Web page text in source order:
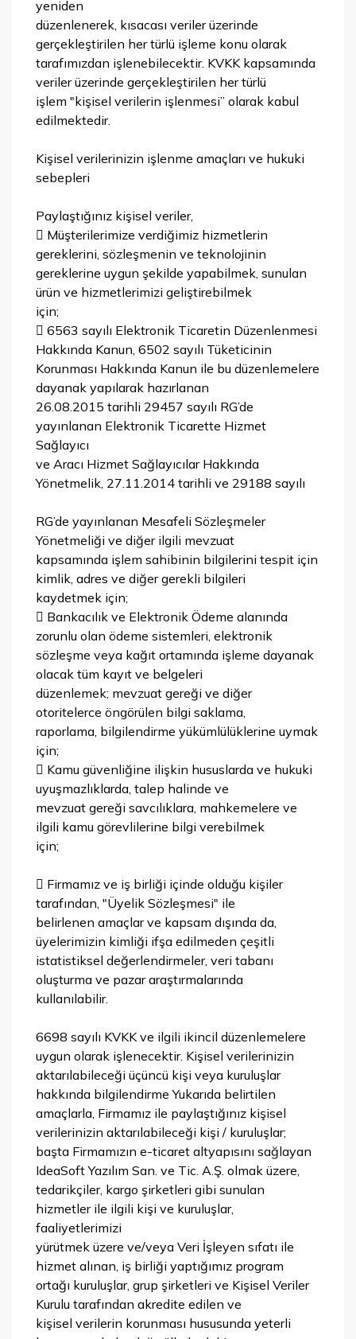
yeniden
düzenlenerek, kısacası veriler üzerinde
gerçekleştirilen her türlü işleme konu olarak
tarafımızdan işlenebilecektir. KVKK kapsamında
veriler üzerinde gerçekleştirilen her türlü
işlem "kişisel verilerin işlenmesi” olarak kabul
edilmektedir.
Kişisel verilerinizin işlenme amaçları ve hukuki
sebepleri
Paylaştığınız kişisel veriler,
 Müşterilerimize verdiğimiz hizmetlerin
gereklerini, sözleşmenin ve teknolojinin
gereklerine uygun şekilde yapabilmek, sunulan
ürün ve hizmetlerimizi geliştirebilmek
için;
 6563 sayılı Elektronik Ticaretin Düzenlenmesi
Hakkında Kanun, 6502 sayılı Tüketicinin
Korunması Hakkında Kanun ile bu düzenlemelere
dayanak yapılarak hazırlanan
26.08.2015 tarihli 29457 sayılı RG’de
yayınlanan Elektronik Ticarette Hizmet
Sağlayıcı
ve Aracı Hizmet Sağlayıcılar Hakkında
Yönetmelik, 27.11.2014 tarihli ve 29188 sayılı
RG’de yayınlanan Mesafeli Sözleşmeler
Yönetmeliği ve diğer ilgili mevzuat
kapsamında işlem sahibinin bilgilerini tespit için
kimlik, adres ve diğer gerekli bilgileri
kaydetmek için;
 Bankacılık ve Elektronik Ödeme alanında
zorunlu olan ödeme sistemleri, elektronik
sözleşme veya kağıt ortamında işleme dayanak
olacak tüm kayıt ve belgeleri
düzenlemek; mevzuat gereği ve diğer
otoritelerce öngörülen bilgi saklama,
raporlama, bilgilendirme yükümlülüklerine uymak
için;
 Kamu güvenliğine ilişkin hususlarda ve hukuki
uyuşmazlıklarda, talep halinde ve
mevzuat gereği savcılıklara, mahkemelere ve
ilgili kamu görevlilerine bilgi verebilmek
için;
 Firmamız ve iş birliği içinde olduğu kişiler
tarafından, "Üyelik Sözleşmesi" ile
belirlenen amaçlar ve kapsam dışında da,
üyelerimizin kimliği ifşa edilmeden çeşitli
istatistiksel değerlendirmeler, veri tabanı
oluşturma ve pazar araştırmalarında
kullanılabilir.
6698 sayılı KVKK ve ilgili ikincil düzenlemelere
uygun olarak işlenecektir. Kişisel verilerinizin
aktarılabileceği üçüncü kişi veya kuruluşlar
hakkında bilgilendirme Yukarıda belirtilen
amaçlarla, Firmamız ile paylaştığınız kişisel
verilerinizin aktarılabileceği kişi / kuruluşlar;
başta Firmamızın e-ticaret altyapısını sağlayan
IdeaSoft Yazılım San. ve Tic. A.Ş. olmak üzere,
tedarikçiler, kargo şirketleri gibi sunulan
hizmetler ile ilgili kişi ve kuruluşlar,
faaliyetlerimizi
yürütmek üzere ve/veya Veri İşleyen sıfatı ile
hizmet alınan, iş birliği yaptığımız program
ortağı kuruluşlar, grup şirketleri ve Kişisel Veriler
Kurulu tarafından akredite edilen ve
kişisel verilerin korunması hususunda yeterli